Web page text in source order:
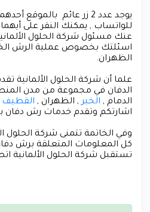
يوجد عدد 2 زر عائم بالموقع
للواتساب , يمكنك النقر على
عنك مسئول شركة الحلول
اسئلتك بخصوص عملية الرش
الظهران.
علما أن شركة الحلول الألمانية
الدفان في مجموعة من مدن
الدمام , الخبر , الظهران , القطيف
اشارتكم وتقدم خدمات رش دفان
وفي الخاتمة تتمنى شركة الحلول
كل المعلومات المتعلقة برش
تستقبل شركة الحلول الألمانية